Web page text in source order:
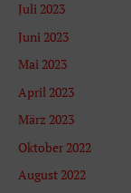
Juli 2023
Juni 2023
Mai 2023
April 2023
März 2023
Oktober 2022
August 2022